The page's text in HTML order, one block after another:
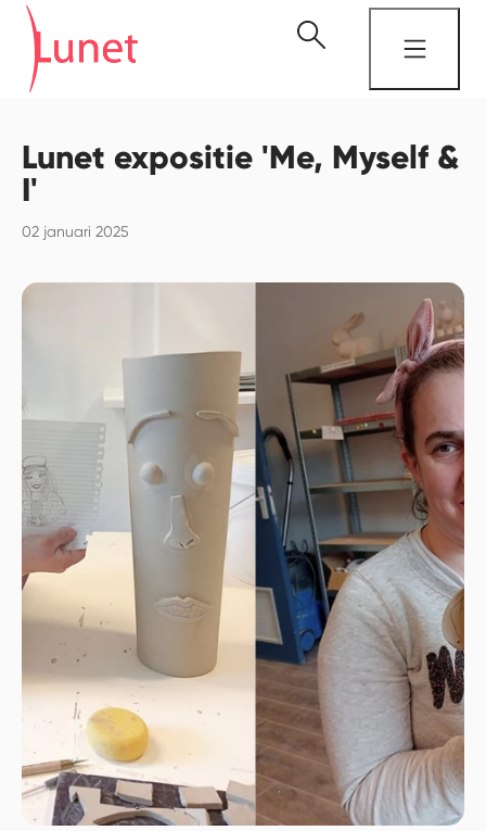
Lunet expositie 'Me, Myself &
I'
02 januari 2025